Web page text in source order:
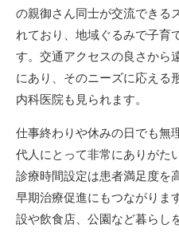
の親御さん同士が交流できる
れており、地域ぐるみで子育
す。交通アクセスの良さから
にあり、そのニーズに応える
内科医院も見られます。
仕事終わりや休みの日でも無
代人にとって非常にありがた
診療時間設定は患者満足度を
早期治療促進にもつながりま
設や飲食店、公園など暮らし